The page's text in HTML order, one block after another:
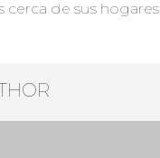
cerca de sus hogares